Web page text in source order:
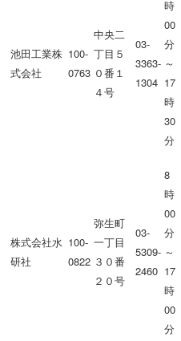
池田工業株
式会社
100-
0763
中央二
丁目５
０番１
４号
03-
3363-
1304
時
00
分
～
17
時
30
分
株式会社水
研社
100-
0822
弥生町
一丁目
３０番
２０号
03-
5309-
2460
8
時
00
分
～
17
時
00
分